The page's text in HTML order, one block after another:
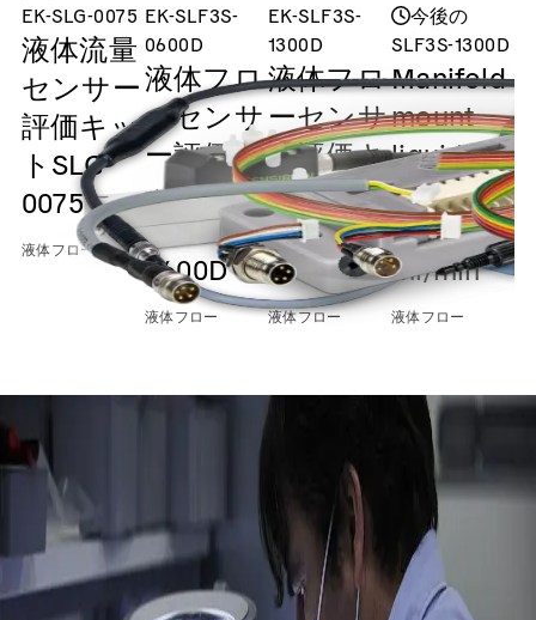
EK-SLG-0075
液体流量
センサー
評価キッ
トSLG-
0075
液体フロー
EK-SLF3S-
0600D
液体フロ
ーセンサ
ー評価キ
ット
SLF3S-
0600D
液体フロー
EK-SLF3S-
1300D
液体フロ
ーセンサ
ー評価キ
ット
SLF3S-
1300D
液体フロー
今後の
SLF3S-1300D
Manifold
mount
liquid
flow up
to 40
ml/min
液体フロー